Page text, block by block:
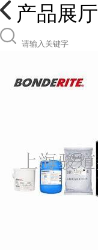
产品展厅